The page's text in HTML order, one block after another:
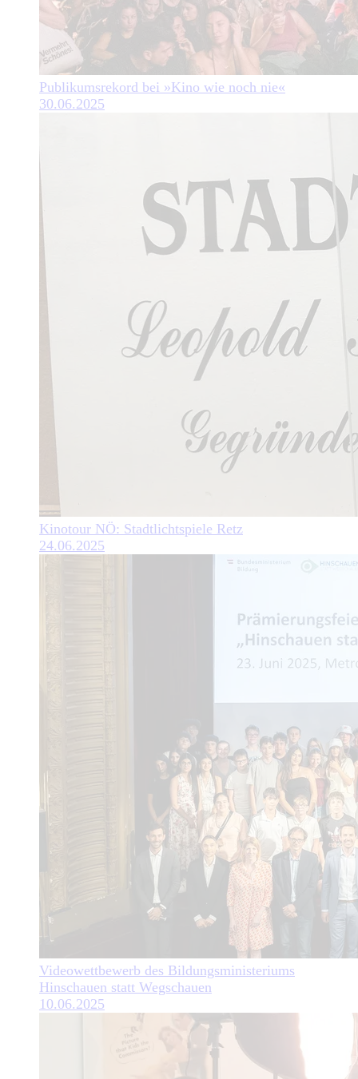
Publikumsrekord bei »Kino wie noch nie«
30.06.2025
Kinotour NÖ: Stadtlichtspiele Retz
24.06.2025
Videowettbewerb des Bildungsministeriums
Hinschauen statt Wegschauen
10.06.2025